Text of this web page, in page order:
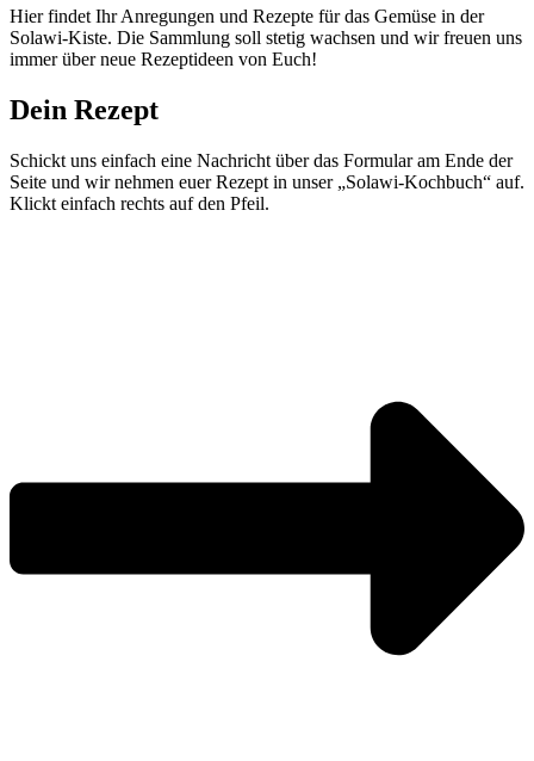
Hier findet Ihr Anregungen und Rezepte für das Gemüse in der
Solawi-Kiste. Die Sammlung soll stetig wachsen und wir freuen uns
immer über neue Rezeptideen von Euch!
Dein Rezept
Schickt uns einfach eine Nachricht über das Formular am Ende der
Seite und wir nehmen euer Rezept in unser „Solawi-Kochbuch“ auf.
Klickt einfach rechts auf den Pfeil.